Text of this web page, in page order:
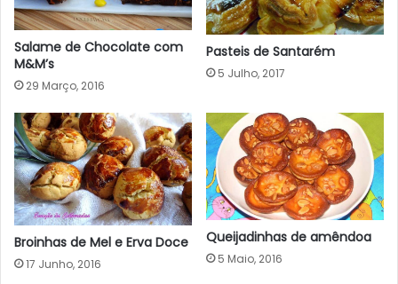
Salame de Chocolate com
M&M’s
29 Março, 2016
Pasteis de Santarém
5 Julho, 2017
Broinhas de Mel e Erva Doce
17 Junho, 2016
Queijadinhas de amêndoa
5 Maio, 2016